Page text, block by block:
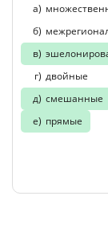
двойные
смешанные
прямые